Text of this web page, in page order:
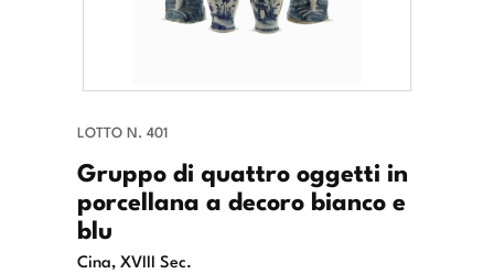
LOTTO N. 401
Gruppo di quattro oggetti in
porcellana a decoro bianco e
blu
Cina, XVIII Sec.